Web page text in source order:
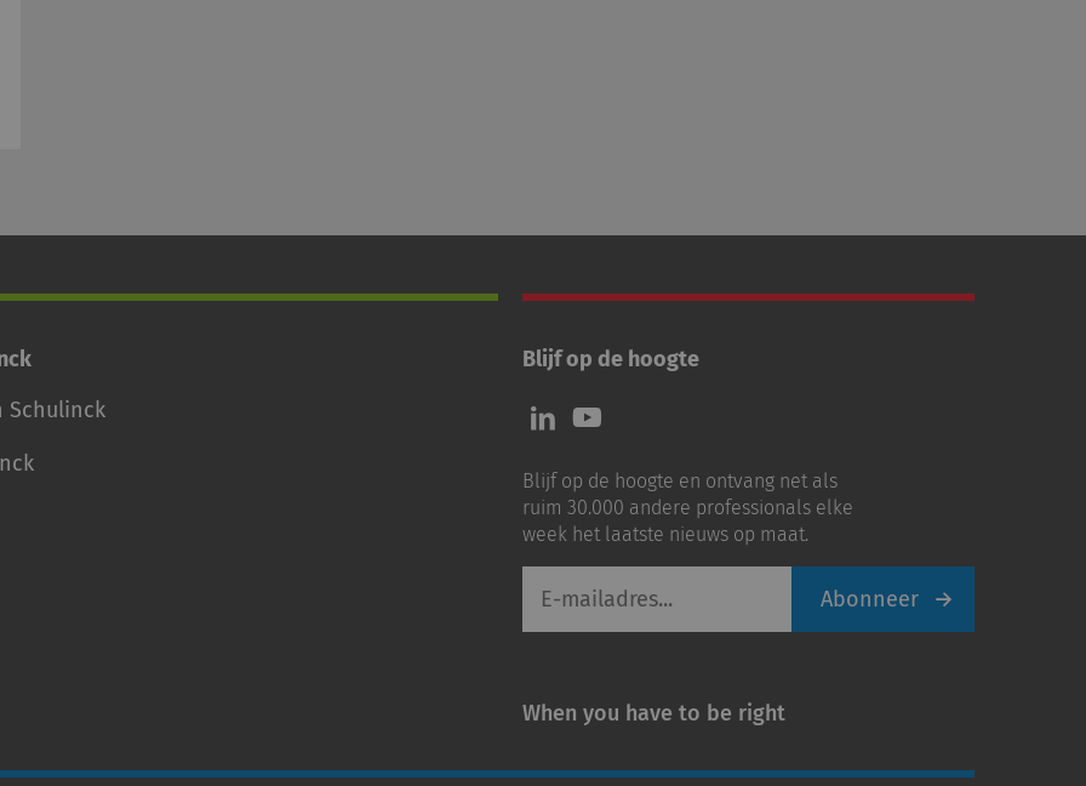
Schulinck
Blijf op de hoogte
Volg
ons
LinkedIn
Volg
ons
Youtube
Blijf op de hoogte en ontvang net als
ruim 30.000 andere professionals elke
week het laatste nieuws op maat.
mailadres
Abonneer
When you have to be right